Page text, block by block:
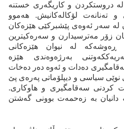
لە دروستکردن و کاریگەری خستنە
و تەنانەت لۆکالەکانیش. هەموو
لە سەر ئەوەی پێشبرکێی هێزەکان
زۆر مەترسیدارن و سەرەکیترین
ڕەوشەکە لە نیوان هێزەکانی
بەرژەوەندی هێزە
دەدات و ئەوە دەر دەخات
نوێی سیاسی و دیپلۆماتی پەرەی پێ
کردنی سەقامگیری و هاوکاری.
دانیان بە زەحمەت بوونی گەشتن